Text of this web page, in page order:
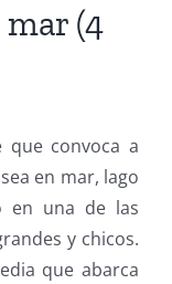
mar (4
convoca a
en mar, lago
en una de las
y chicos.
que abarca